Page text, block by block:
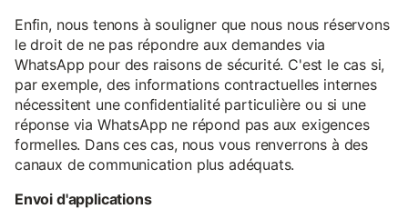
Enfin, nous tenons à souligner que nous nous réservons
le droit de ne pas répondre aux demandes via
WhatsApp pour des raisons de sécurité. C'est le cas si,
par exemple, des informations contractuelles internes
nécessitent une confidentialité particulière ou si une
réponse via WhatsApp ne répond pas aux exigences
formelles. Dans ces cas, nous vous renverrons à des
canaux de communication plus adéquats.
Envoi d'applications